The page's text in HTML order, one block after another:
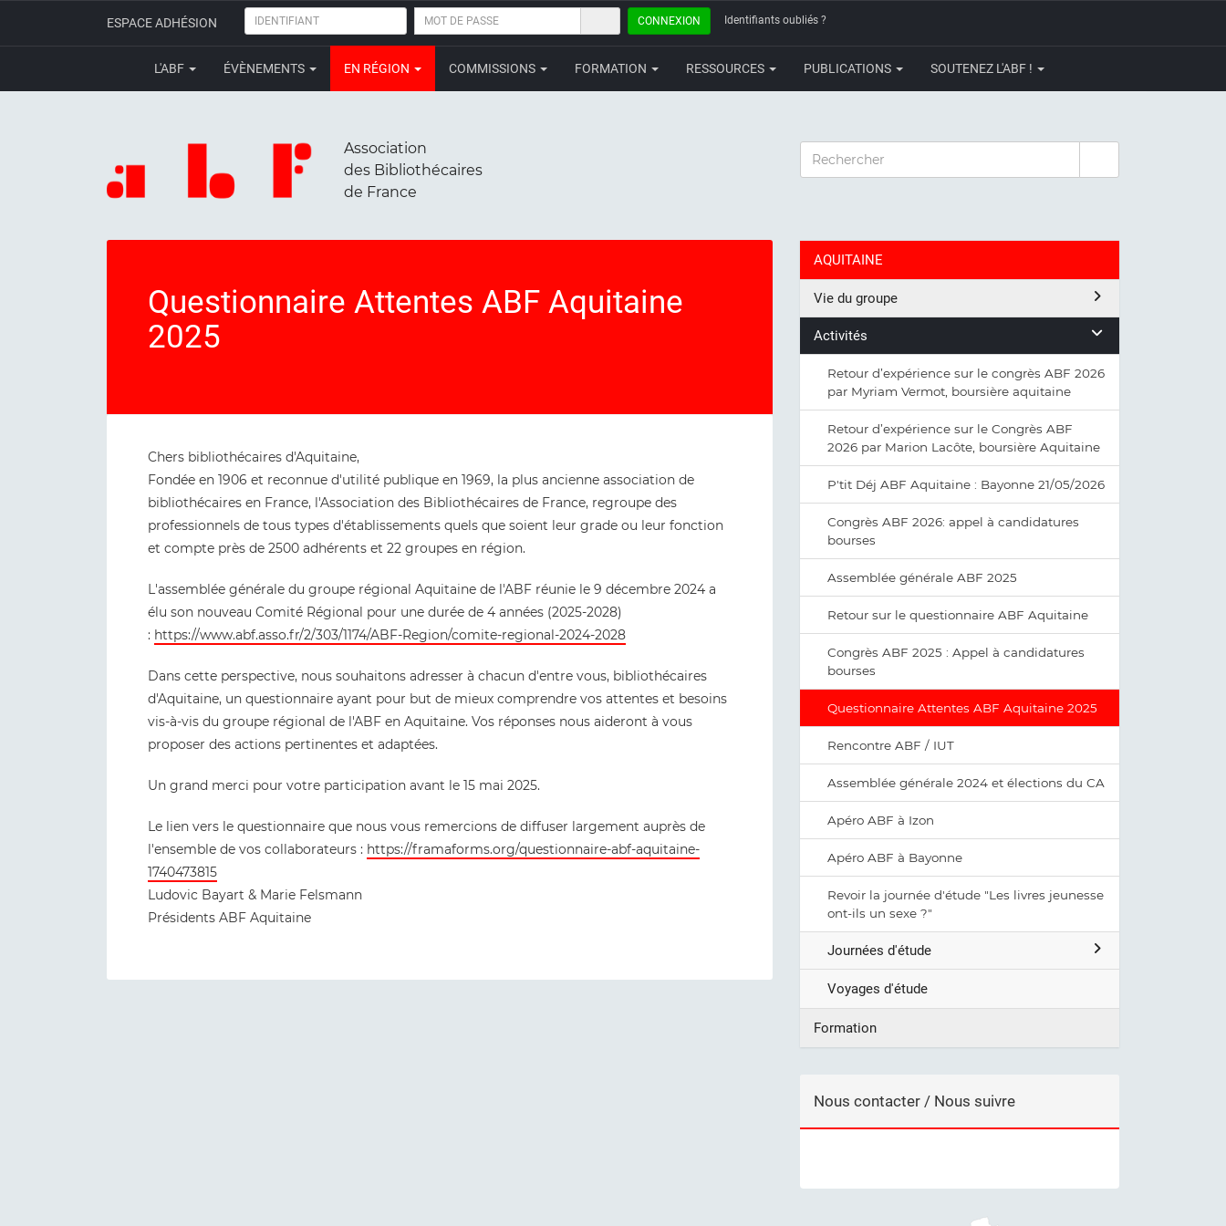
ESPACE ADHÉSION IDENTIFIANT
MOT
PASSE
CONNEXION Identifiants oubliés ?
L'ABF ÉVÈNEMENTS EN RÉGION COMMISSIONS FORMATION RESSOURCES PUBLICATIONS SOUTENEZ L'ABF !
Association
des Bibliothécaires
de France
RECHERCHER
Questionnaire Attentes ABF Aquitaine
2025
Chers bibliothécaires d'Aquitaine,
Fondée en 1906 et reconnue d'utilité publique en 1969, la plus ancienne association de
bibliothécaires en France, l'Association des Bibliothécaires de France, regroupe des
professionnels de tous types d'établissements quels que soient leur grade ou leur fonction
et compte près de 2500 adhérents et 22 groupes en région.
L'assemblée générale du groupe régional Aquitaine de l'ABF réunie le 9 décembre 2024 a
élu son nouveau Comité Régional pour une durée de 4 années (2025-2028)
: https://www.abf.asso.fr/2/303/1174/ABF-Region/comite-regional-2024-2028
Dans cette perspective, nous souhaitons adresser à chacun d'entre vous, bibliothécaires
d'Aquitaine, un questionnaire ayant pour but de mieux comprendre vos attentes et besoins
vis-à-vis du groupe régional de l'ABF en Aquitaine. Vos réponses nous aideront à vous
proposer des actions pertinentes et adaptées.
Un grand merci pour votre participation avant le 15 mai 2025.
Le lien vers le questionnaire que nous vous remercions de diffuser largement auprès de
l'ensemble de vos collaborateurs : https://framaforms.org/questionnaire-abf-aquitaine-
1740473815
Ludovic Bayart & Marie Felsmann
Présidents ABF Aquitaine
AQUITAINE
Vie du groupe
Activités
Retour d’expérience sur le congrès ABF 2026
par Myriam Vermot, boursière aquitaine
Retour d’expérience sur le Congrès ABF
2026 par Marion Lacôte, boursière Aquitaine
P'tit Déj ABF Aquitaine : Bayonne 21/05/2026
Congrès ABF 2026: appel à candidatures
bourses
Assemblée générale ABF 2025
Retour sur le questionnaire ABF Aquitaine
Congrès ABF 2025 : Appel à candidatures
bourses
Questionnaire Attentes ABF Aquitaine 2025
Rencontre ABF / IUT
Assemblée générale 2024 et élections du CA
Apéro ABF à Izon
Apéro ABF à Bayonne
Revoir la journée d'étude "Les livres jeunesse
ont-ils un sexe ?"
Journées d'étude
Voyages d'étude
Formation
Nous contacter / Nous suivre